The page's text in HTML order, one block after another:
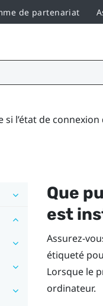
de partenariat
si l’état de
Que
est
Assurez-
étiqueté
Lorsque le
ordinateur.